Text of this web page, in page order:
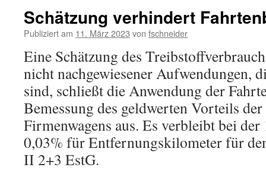
Schätzung verhindert
Publiziert am 11. März 2023 von fschneider
Eine Schätzung des
nicht nachgewiesener Aufwendungen,
sind, schließt die Anwendung der
Bemessung des geldwerten Vorteils
Firmenwagens aus. Es verbleibt bei
0,03% für Entfernungskilometer für
II 2+3 EstG.